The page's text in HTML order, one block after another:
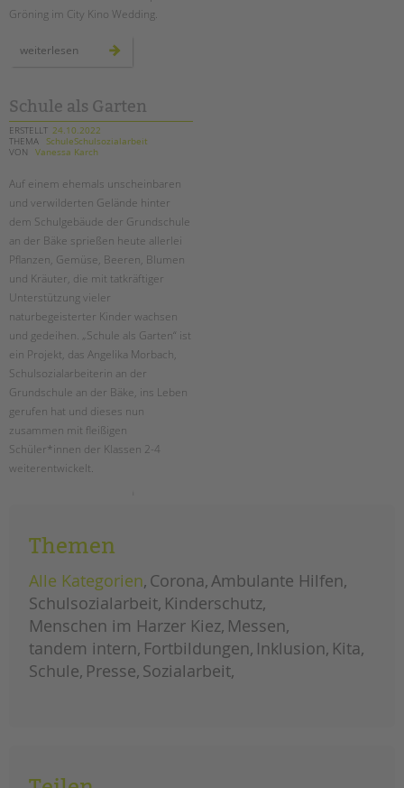
tandem international
NEWS/BLOG
unkuerzbar
Briefe an Kai
PRESSE
Magazin
KONTAKT
Impressum
Datenschutz
Hinweisgebersystem
Intranet
Gröning im City Kino Wedding.
weiterlesen präventionswochen
und
in
schulen
Schule als Garten
ERSTELLT 24.10.2022
THEMA SchuleSchulsozialarbeit
VON
Vanessa Karch
Auf einem ehemals unscheinbaren
und verwilderten Gelände hinter
dem Schulgebäude der Grundschule
an der Bäke sprießen heute allerlei
Pflanzen, Gemüse, Beeren, Blumen
und Kräuter, die mit tatkräftiger
Unterstützung vieler
naturbegeisterter Kinder wachsen
und gedeihen. „Schule als Garten“ ist
ein Projekt, das Angelika Morbach,
Schulsozialarbeiterin an der
Grundschule an der Bäke, ins Leben
gerufen hat und dieses nun
zusammen mit fleißigen
Schüler*innen der Klassen 2-4
weiterentwickelt.
Themen
Alle Kategorien Corona Ambulante Hilfen
Schulsozialarbeit Kinderschutz
Menschen im Harzer Kiez Messen
tandem intern Fortbildungen Inklusion Kita
Schule Presse Sozialarbeit